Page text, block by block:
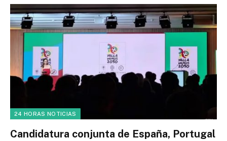
24 HORAS NOTICIAS
Candidatura conjunta de España, Portugal